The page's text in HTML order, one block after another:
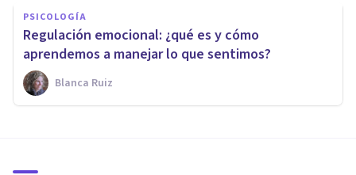
PSICOLOGÍA
Regulación emocional: ¿qué es y cómo
aprendemos a manejar lo que sentimos?
Blanca Ruiz